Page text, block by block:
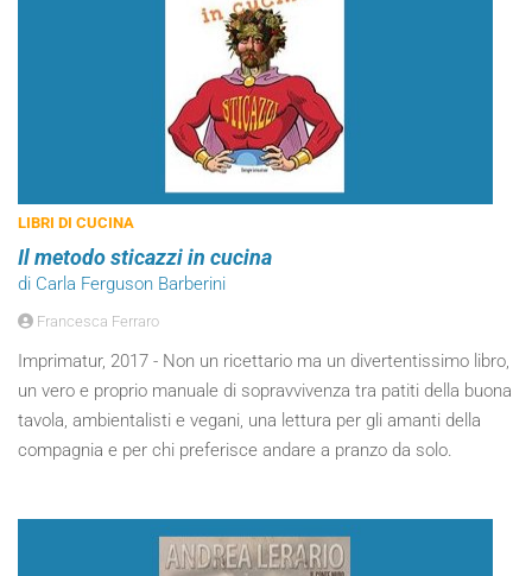
LIBRI DI CUCINA
Il metodo sticazzi in cucina
di Carla Ferguson Barberini
Francesca Ferraro
Imprimatur, 2017 - Non un ricettario ma un divertentissimo libro,
un vero e proprio manuale di sopravvivenza tra patiti della buona
tavola, ambientalisti e vegani, una lettura per gli amanti della
compagnia e per chi preferisce andare a pranzo da solo.